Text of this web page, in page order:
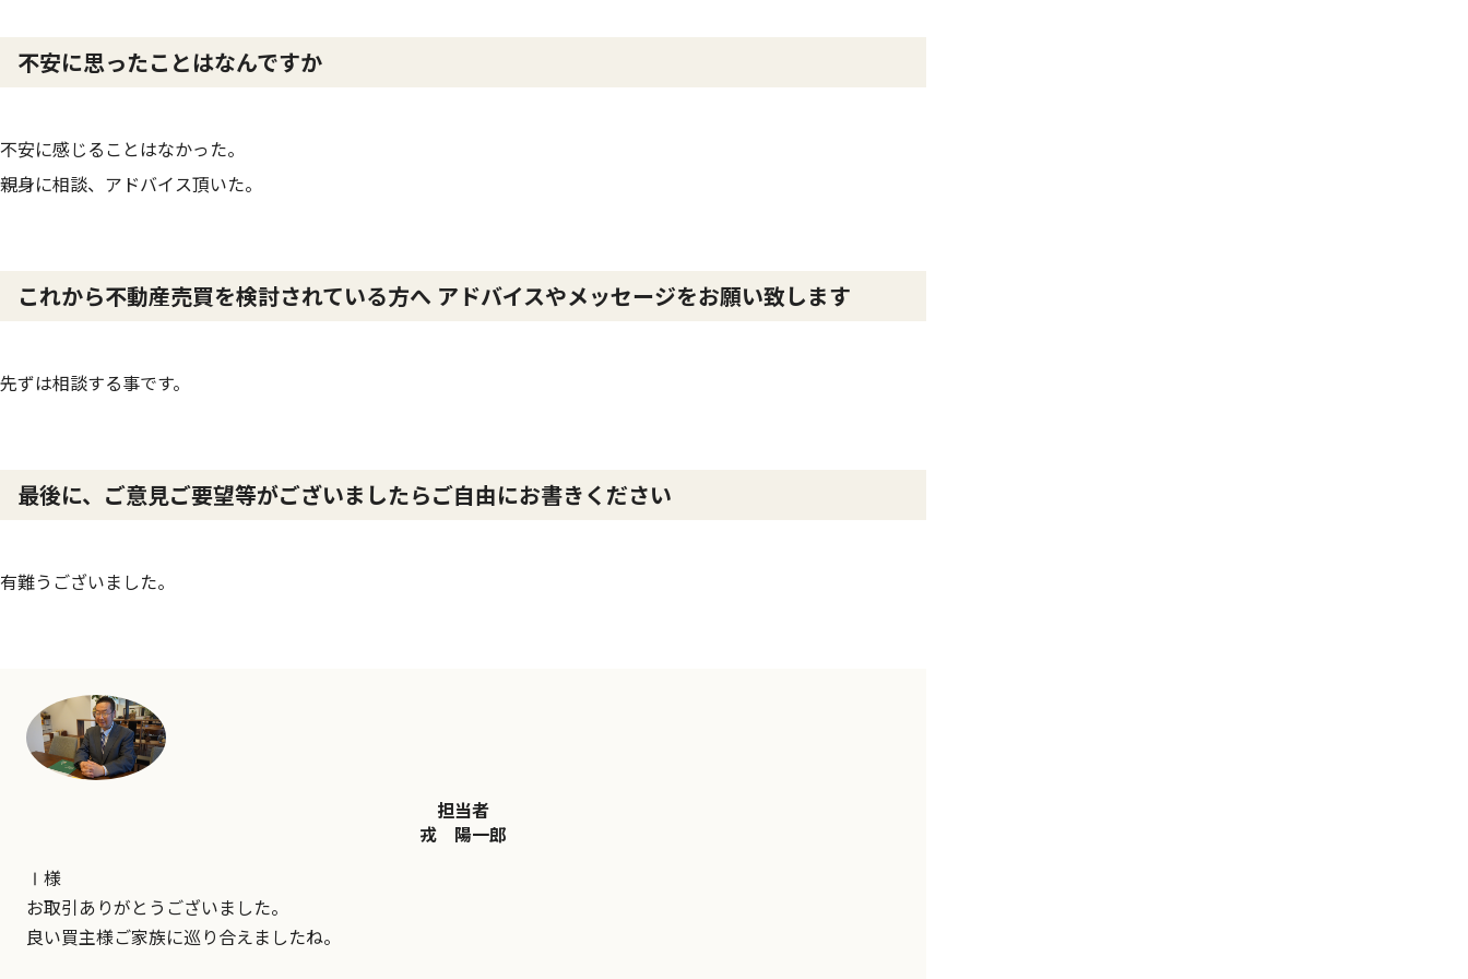
不安に思ったことはなんですか
不安に感じることはなかった。
親身に相談、アドバイス頂いた。
これから不動産売買を検討されている方へ アドバイスやメッセージをお願い致します
先ずは相談する事です。
最後に、ご意見ご要望等がございましたらご自由にお書きください
有難うございました。
担当者
戎 陽一郎
Ⅰ様
お取引ありがとうございました。
良い買主様ご家族に巡り合えましたね。